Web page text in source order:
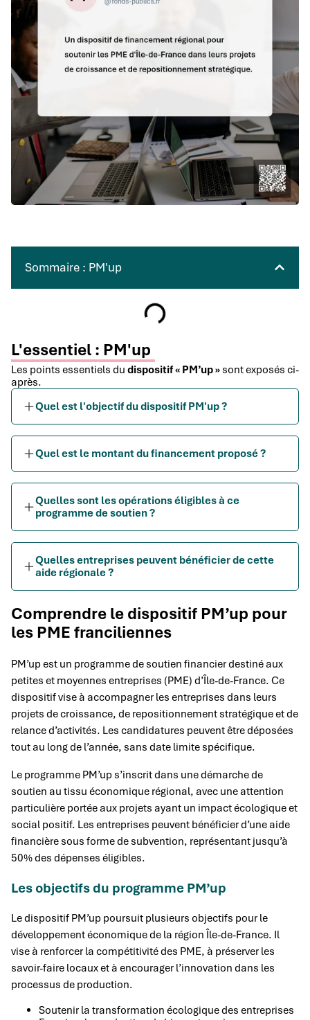
Sommaire : PM'up
L'essentiel : PM'up
Les points essentiels du dispositif « PM’up » sont exposés ci-
après.
Quel est l'objectif du dispositif PM'up ?
Quel est le montant du financement proposé ?
Quelles sont les opérations éligibles à ce
programme de soutien ?
Quelles entreprises peuvent bénéficier de cette
aide régionale ?
Comprendre le dispositif PM’up pour
les PME franciliennes
PM’up est un programme de soutien financier destiné aux
petites et moyennes entreprises (PME) d’Île-de-France. Ce
dispositif vise à accompagner les entreprises dans leurs
projets de croissance, de repositionnement stratégique et de
relance d’activités. Les candidatures peuvent être déposées
tout au long de l’année, sans date limite spécifique.
Le programme PM’up s’inscrit dans une démarche de
soutien au tissu économique régional, avec une attention
particulière portée aux projets ayant un impact écologique et
social positif. Les entreprises peuvent bénéficier d’une aide
financière sous forme de subvention, représentant jusqu’à
50% des dépenses éligibles.
Les objectifs du programme PM’up
Le dispositif PM’up poursuit plusieurs objectifs pour le
développement économique de la région Île-de-France. Il
vise à renforcer la compétitivité des PME, à préserver les
savoir-faire locaux et à encourager l’innovation dans les
processus de production.
Soutenir la transformation écologique des entreprises